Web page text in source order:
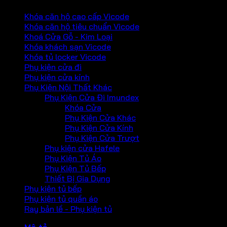
Khóa căn hộ cao cấp Vicode
Khóa căn hộ tiêu chuẩn Vicode
Khoá Cửa Gỗ - Kim Loại
Khóa khách sạn Vicode
Khóa tủ locker Vicode
Phụ kiện cửa đi
Phụ kiện cửa kính
Phụ Kiện Nội Thất Khác
Phụ Kiện Cửa Đi Imundex
Khóa Cửa
Phụ Kiện Cửa Khác
Phụ Kiện Cửa Kính
Phụ Kiện Cửa Trượt
Phụ kiện cửa Hafele
Phụ Kiện Tủ Áo
Phụ Kiện Tủ Bếp
Thiết Bị Gia Dụng
Phụ kiện tủ bếp
Phụ kiện tủ quần áo
Ray bản lề - Phụ kiện tủ